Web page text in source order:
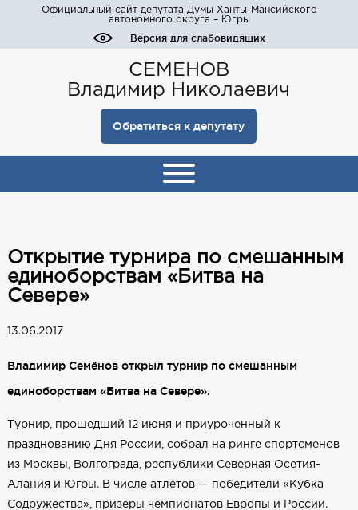
Официальный сайт депутата Думы Ханты-Мансийского
автономного округа – Югры
Версия для слабовидящих
СЕМЕНОВ
Владимир Николаевич
Обратиться к депутату
Открытие турнира по смешанным
единоборствам «Битва на
Севере»
13.06.2017
Владимир Семёнов открыл турнир по смешанным
единоборствам «Битва на Севере».
Турнир, прошедший 12 июня и приуроченный к
празднованию Дня России, собрал на ринге спортсменов
из Москвы, Волгограда, республики Северная Осетия-
Алания и Югры. В числе атлетов — победители «Кубка
Содружества», призеры чемпионатов Европы и России.